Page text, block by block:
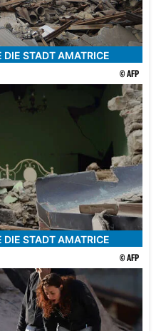
DIE STADT AMATRICE
© AFP
DIE STADT AMATRICE
© AFP